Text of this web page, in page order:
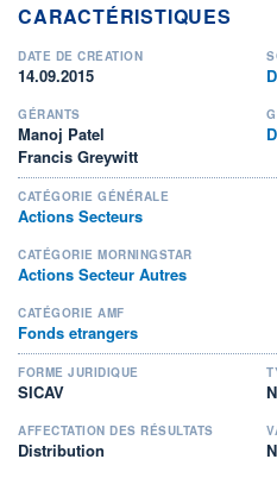
CARACTÉRISTIQUES
DATE DE CRÉATION
14.09.2015
GÉRANTS
Manoj Patel
Francis Greywitt
CATÉGORIE GÉNÉRALE
Actions Secteurs
CATÉGORIE MORNINGSTAR
Actions Secteur Autres
CATÉGORIE AMF
Fonds etrangers
FORME JURIDIQUE
SICAV
AFFECTATION DES RÉSULTATS
Distribution